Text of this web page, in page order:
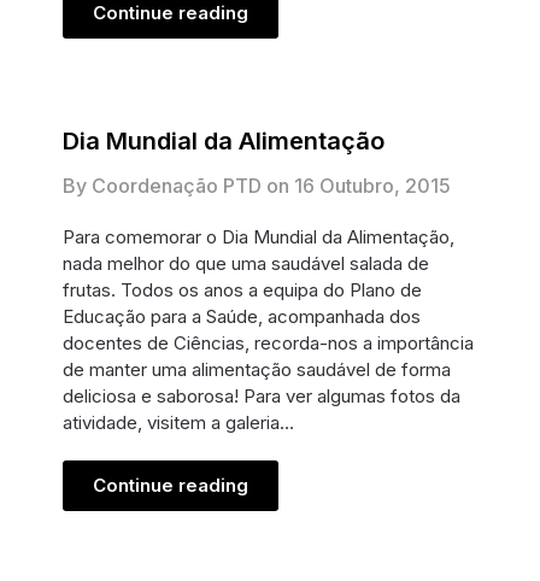
Continue reading
Dia Mundial da Alimentação
By Coordenação PTD on 16 Outubro, 2015
Para comemorar o Dia Mundial da Alimentação,
nada melhor do que uma saudável salada de
frutas. Todos os anos a equipa do Plano de
Educação para a Saúde, acompanhada dos
docentes de Ciências, recorda-nos a importância
de manter uma alimentação saudável de forma
deliciosa e saborosa! Para ver algumas fotos da
atividade, visitem a galeria…
Continue reading